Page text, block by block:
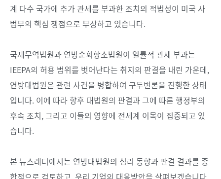
계 다수 국가에 추가 관세를 부과한 조치의 적법성이 미국 사
법부의 핵심 쟁점으로 부상하고 있습니다.
국제무역법원과 연방순회항소법원이 일률적 관세 부과는
IEEPA의 허용 범위를 벗어난다는 취지의 판결을 내린 가운데,
연방대법원은 관련 사건을 병합하여 구두변론을 진행한 상태
입니다. 이에 따라 향후 대법원의 판결과 그에 따른 행정부의
후속 조치, 그리고 이들의 영향에 전세계 이목이 집중되고 있
습니다.
본 뉴스레터에서는 연방대법원의 심리 동향과 판결 결과를 종
합적으로 검토하고, 우리 기업의 대응방안을 살펴보겠습니다.